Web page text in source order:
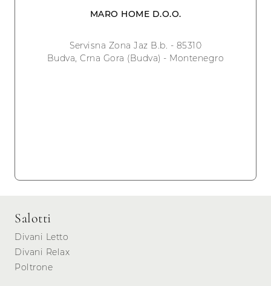
MARO HOME D.O.O.
Servisna Zona Jaz B.b. - 85310
Budva, Crna Gora (Budva) - Montenegro
Salotti
Divani Letto
Divani Relax
Poltrone